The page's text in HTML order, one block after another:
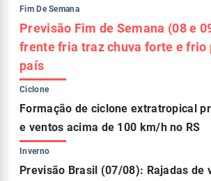
Fim De Semana
Previsão Fim de Semana (08 e
frente fria traz chuva forte e frio
país
Ciclone
Formação de ciclone extratropical
e ventos acima de 100 km/h no RS
Inverno
Previsão Brasil (07/08): Rajadas de